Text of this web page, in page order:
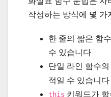
작성하는 방식에 몇 가
한 줄의 짧은 함
수 있습니다
단일 라인 함수의
적일 수 있습니다
this 키워드가